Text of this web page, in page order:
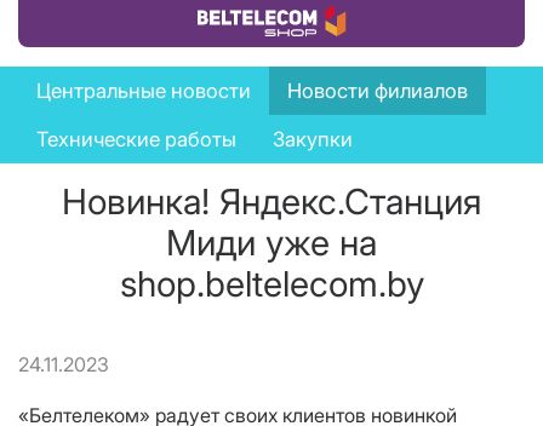
Купить товар
News
menu
Центральные новости
Новости филиалов
Технические работы
Закупки
Новинка! Яндекс.Станция
Миди уже на
shop.beltelecom.by
24.11.2023
«Белтелеком» радует своих клиентов новинкой